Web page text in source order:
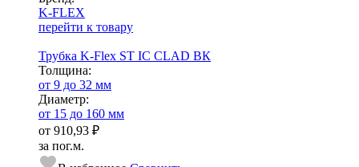
K-FLEX
перейти к товару
Трубка K-Flex ST IC CLAD ВК
Тол­щи­на:
от 9 до 32 мм
Диаметр:
от 15 до 160 мм
от 910,93 ₽
за пог.м.